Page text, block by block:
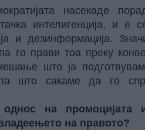
насекаде
интелигенција, и е
и дезинформација.
го прави тоа преку
што ја
што сакаме да го
на промоцијата
на правото?